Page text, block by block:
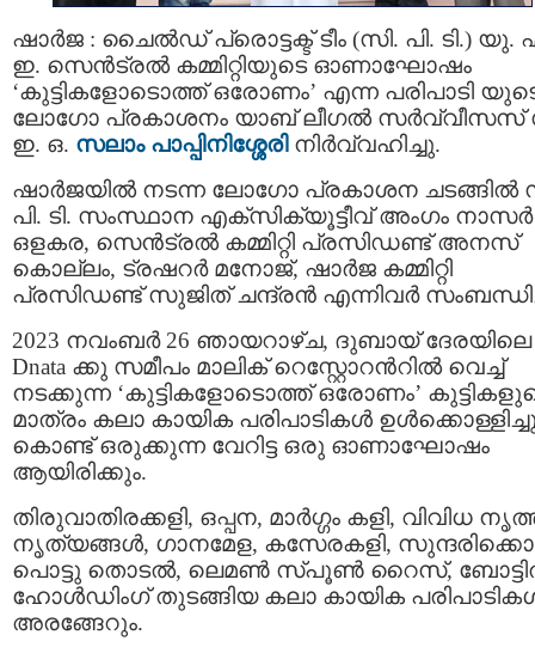
ഷാർജ : ചൈല്‍ഡ് പ്രൊട്ടക്ട് ടീം (സി. പി. ടി.) യു.
ഇ. സെൻട്രൽ കമ്മിറ്റിയുടെ ഓണാഘോഷം
‘കുട്ടികളോടൊത്ത് ഒരോണം’ എന്ന പരിപാടി
ലോഗോ പ്രകാശനം യാബ് ലീഗൽ സർവ്വീസസ്
ഇ. ഒ. സലാം പാപ്പിനിശ്ശേരിനിർവ്വഹിച്ചു.
ഷാർജയിൽ നടന്ന ലോഗോ പ്രകാശന ചടങ്ങിൽ
പി. ടി. സംസ്ഥാന എക്സിക്യൂട്ടീവ് അംഗം നാസർ
ഒളകര, സെൻട്രൽ കമ്മിറ്റി പ്രസിഡണ്ട് അനസ്
കൊല്ലം, ട്രഷറർ മനോജ്, ഷാർജ കമ്മിറ്റി
പ്രസിഡണ്ട് സുജിത് ചന്ദ്രൻ എന്നിവർ
2023 നവംബർ 26 ഞായറാഴ്ച, ദുബായ് ദേരയിലെ
Dnata ക്കു സമീപം മാലിക് റെസ്റ്റോറന്‍റില്‍ വെച്ച്
നടക്കുന്ന ‘കുട്ടികളോടൊത്ത് ഒരോണം’
മാത്രം കലാ കായിക പരിപാടികൾ
കൊണ്ട് ഒരുക്കുന്ന വേറിട്ട ഒരു ഓണാഘോഷം
ആയിരിക്കും.
തിരുവാതിരക്കളി, ഒപ്പന, മാർഗ്ഗം കളി, വിവിധ
നൃത്യങ്ങള്‍, ഗാനമേള, കസേരകളി,
പൊട്ടു തൊടൽ, ലെമൺ സ്പൂൺ റൈസ്,
ഹോള്‍ഡിംഗ് തുടങ്ങിയ കലാ കായിക
അരങ്ങേറും.